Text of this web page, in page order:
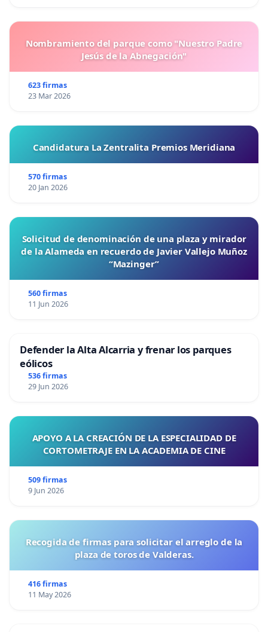
Nombramiento del parque como "Nuestro Padre
Jesús de la Abnegación"
623 firmas
23 Mar 2026
Candidatura La Zentralita Premios Meridiana
570 firmas
20 Jan 2026
Solicitud de denominación de una plaza y mirador
de la Alameda en recuerdo de Javier Vallejo Muñoz
“Mazinger”
560 firmas
11 Jun 2026
Defender la Alta Alcarria y frenar los parques
eólicos
536 firmas
29 Jun 2026
APOYO A LA CREACIÓN DE LA ESPECIALIDAD DE
CORTOMETRAJE EN LA ACADEMIA DE CINE
509 firmas
9 Jun 2026
Recogida de firmas para solicitar el arreglo de la
plaza de toros de Valderas.
416 firmas
11 May 2026